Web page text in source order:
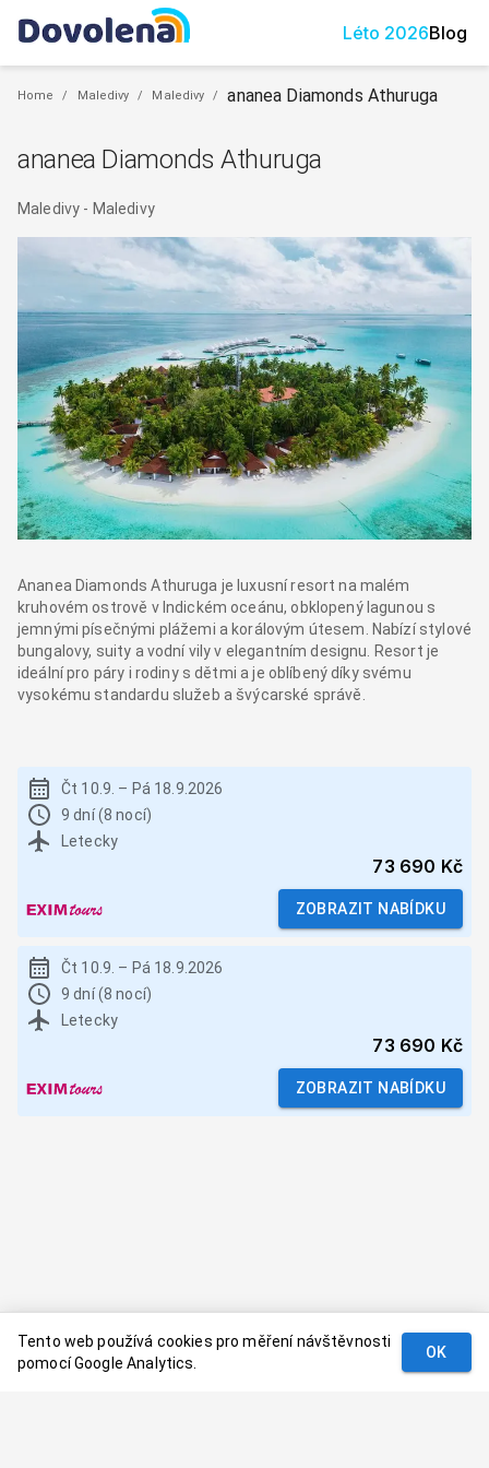
Léto 2026Blog
Home / Maledivy / Maledivy / ananea Diamonds Athuruga
ananea Diamonds Athuruga
Maledivy - Maledivy
Ananea Diamonds Athuruga je luxusní resort na malém
kruhovém ostrově v Indickém oceánu, obklopený lagunou s
jemnými písečnými plážemi a korálovým útesem. Nabízí stylové
bungalovy, suity a vodní vily v elegantním designu. Resort je
ideální pro páry i rodiny s dětmi a je oblíbený díky svému
vysokému standardu služeb a švýcarské správě.
Čt 10.9. – Pá 18.9.2026
9 dní (8 nocí)
Letecky
73 690 Kč
ZOBRAZIT NABÍDKU
Čt 10.9. – Pá 18.9.2026
9 dní (8 nocí)
Letecky
73 690 Kč
ZOBRAZIT NABÍDKU
Tento web používá cookies pro měření návštěvnosti
pomocí Google Analytics.
OK